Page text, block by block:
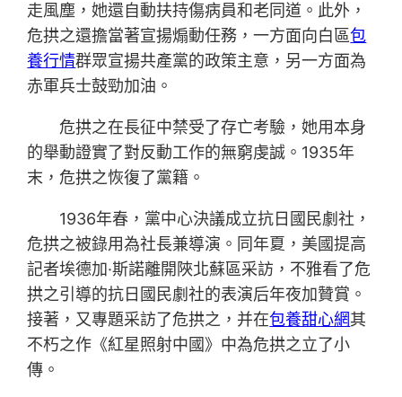
走風塵，她還自動扶持傷病員和老同道。此外，
危拱之還擔當著宣揚煽動任務，一方面向白區包
養行情群眾宣揚共產黨的政策主意，另一方面為
赤軍兵士鼓勁加油。
危拱之在長征中禁受了存亡考驗，她用本身
的舉動證實了對反動工作的無窮虔誠。1935年
末，危拱之恢復了黨籍。
1936年春，黨中心決議成立抗日國民劇社，
危拱之被錄用為社長兼導演。同年夏，美國提高
記者埃德加·斯諾離開陜北蘇區采訪，不雅看了危
拱之引導的抗日國民劇社的表演后年夜加贊賞。
接著，又專題采訪了危拱之，并在包養甜心網其
不朽之作《紅星照射中國》中為危拱之立了小
傳。